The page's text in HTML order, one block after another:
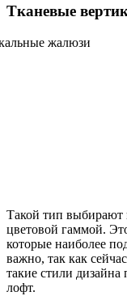
Тканевые
Такой тип выбирают
цветовой гаммой.
которые наиболее
важно, так как
такие стили
лофт.